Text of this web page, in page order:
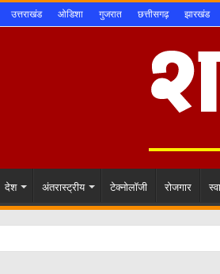
उत्तराखंड ओडिशा गुजरात छत्तीसगढ़ झारखंड
देश अंतरास्ट्रीय टेक्नोलॉजी रोजगार